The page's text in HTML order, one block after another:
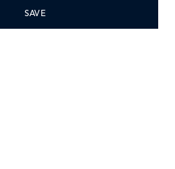
500ml
d'Essential
Hand &
sans dessécher la
SAVE